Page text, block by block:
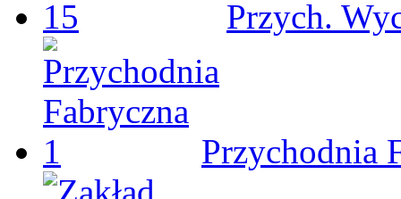
Przych.
Przychodnia